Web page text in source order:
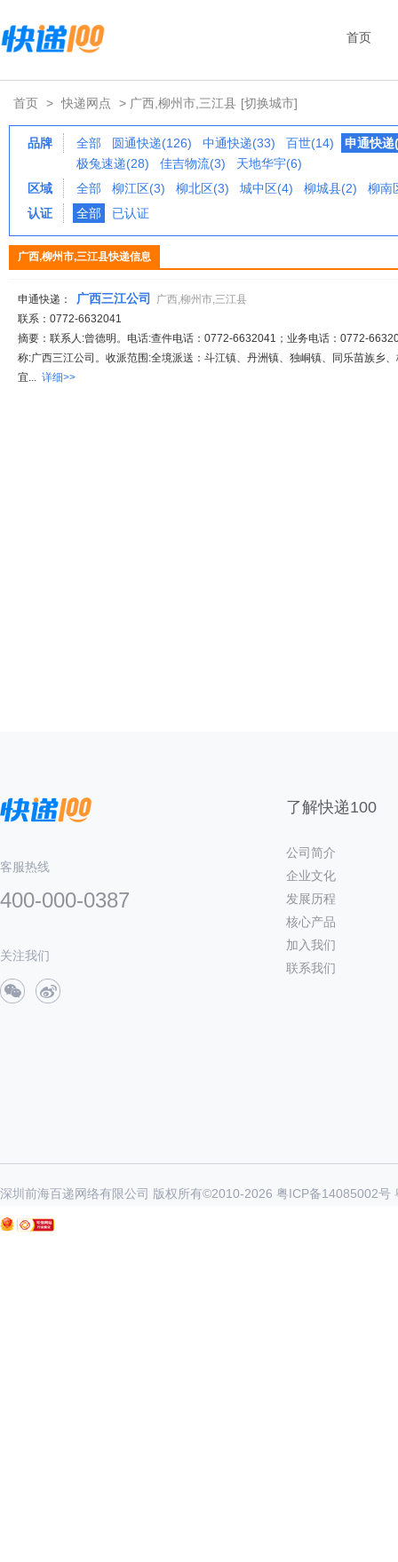
首页
首页 > 快递网点 > 广西,柳州市,三江县 [切换城市]
品牌 全部 圆通快递(126) 中通快递(33) 百世(14)
申通快递
极兔速递(28)
佳吉物流(3)
天地华宇(6)
区域
全部 柳江区(3) 柳北区(3) 城中区(4) 柳城县(2)
柳南
认证
全部 已认证
广西,柳州市,三江县快递信息
申通快递： 广西三江公司
广西,柳州市,三江县
联系：0772-6632041
摘要：联系人:曾德明。电话:查件电话：0772-6632041；业务电话：0772-
称:广西三江公司。收派范围:全境派送：斗江镇、丹洲镇、独峒镇、同乐苗族乡
宜... 详细>>
客服热线
400-000-0387
关注我们
了解快递100
公司简介
企业文化
发展历程
核心产品
加入我们
联系我们
深圳前海百递网络有限公司 版权所有©2010-2026 粤ICP备14085002号